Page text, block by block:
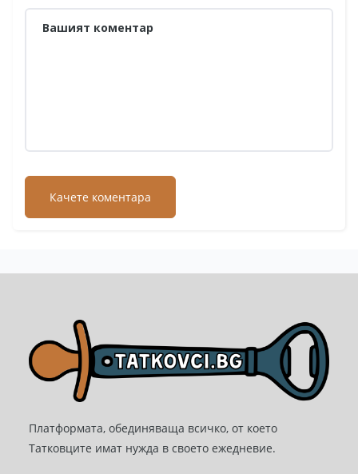
Платформата, обединяваща всичко, от което
Татковците имат нужда в своето ежедневие.